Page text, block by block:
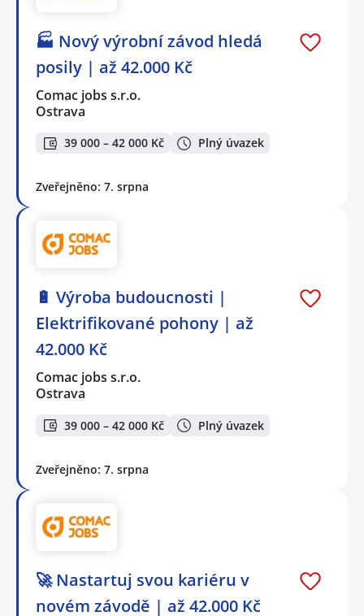
🏭 Nový výrobní závod hledá
posily | až 42.000 Kč
Comac jobs s.r.o.
Ostrava
39 000 – 42 000 Kč Plný úvazek
Zveřejněno: 7. srpna
🔋 Výroba budoucnosti |
Elektrifikované pohony | až
42.000 Kč
Comac jobs s.r.o.
Ostrava
39 000 – 42 000 Kč Plný úvazek
Zveřejněno: 7. srpna
🚀 Nastartuj svou kariéru v
novém závodě | až 42.000 Kč